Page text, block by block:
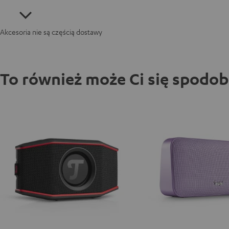
Akcesoria nie są częścią dostawy
To również może Ci się